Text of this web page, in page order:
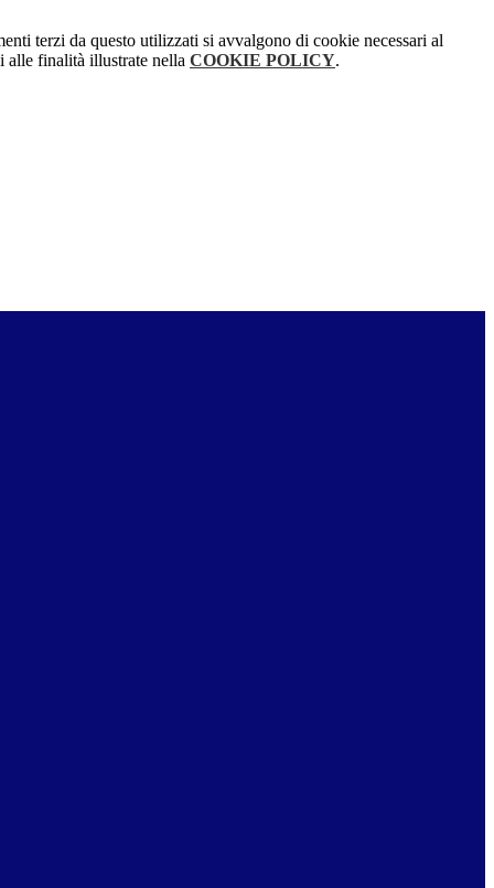
terzi da questo utilizzati si avvalgono di cookie necessari al
alle finalità illustrate nella COOKIE POLICY.